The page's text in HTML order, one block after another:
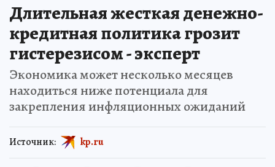
Длительная жесткая денежно-
кредитная политика грозит
гистерезисом - эксперт
Экономика может несколько месяцев
находиться ниже потенциала для
закрепления инфляционных ожиданий
Источник: kp.ru